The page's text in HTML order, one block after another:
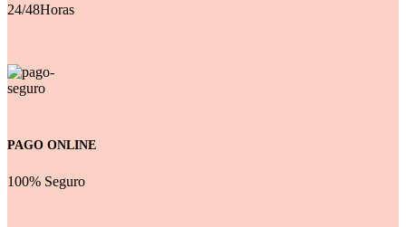
24/48Horas
PAGO ONLINE
100% Seguro